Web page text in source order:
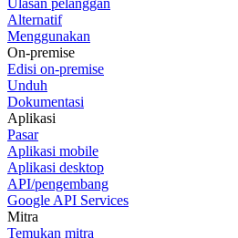
Ulasan pelanggan
Alternatif
Menggunakan
On-premise
Edisi on-premise
Unduh
Dokumentasi
Aplikasi
Pasar
Aplikasi mobile
Aplikasi desktop
API/pengembang
Google API Services
Mitra
Temukan mitra